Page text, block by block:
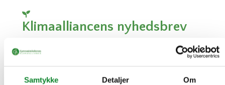
Samtykke Detaljer Om
Klimaalliancens nyhedsbrev
Hold dig opdateret med de seneste projekter og tiltat